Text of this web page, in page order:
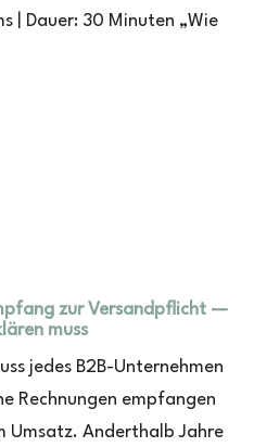
| Dauer: 30 Minuten „Wie
zur Versandpflicht —
muss
jedes B2B-Unternehmen
Rechnungen empfangen
Umsatz. Anderthalb Jahre